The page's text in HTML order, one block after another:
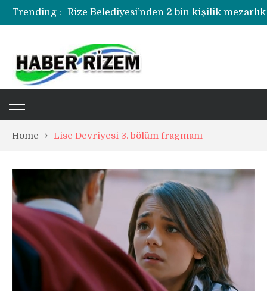
Trending :
Rize Belediyesi’nden 2 bin kişilik
Rize’de uyuşturucu operasyonunda 1
Home Lise Devriyesi 3. bölüm fragmanı